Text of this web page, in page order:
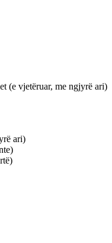
(e vjetëruar, me ngjyrë ari)
ari)